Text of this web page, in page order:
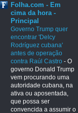
Folha.com - Em
cima da hora -
Principal
Governo Trump quer
encontrar 'Delcy
Rodríguez cubana'
antes de operação
contra Raúl Castro - O
governo Donald Trump
vem procurando uma
autoridade cubana, na
ativa ou aposentada,
que possa ser
convencida a assumir o